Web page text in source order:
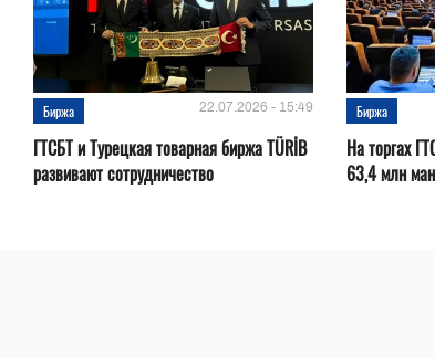
Биржа 22.07.2026 - 15:49
ГТСБТ и Турецкая товарная биржа TÜRİB
развивают сотрудничество
Биржа
На торгах
63,4 млн